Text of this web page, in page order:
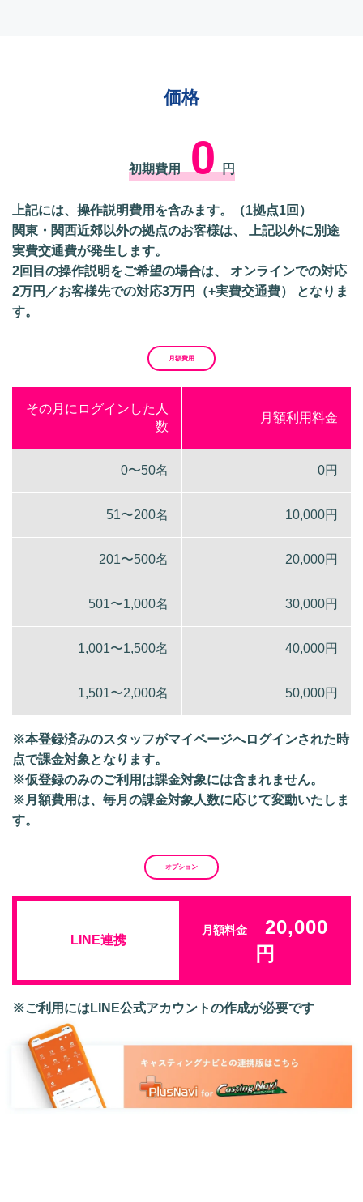
価格
初期費用 0 円
上記には、操作説明費用を含みます。（1拠点1回）
関東・関西近郊以外の拠点のお客様は、 上記以外に別途
実費交通費が発生します。
2回目の操作説明をご希望の場合は、 オンラインでの対応
2万円／お客様先での対応3万円（+実費交通費） となりま
す。
月額費用
その月にログインした人
数
月額利用料金
0〜50名 0円
51〜200名 10,000円
201〜500名 20,000円
501〜1,000名 30,000円
1,001〜1,500名 40,000円
1,501〜2,000名 50,000円
※本登録済みのスタッフがマイページへログインされた時
点で課金対象となります。
※仮登録のみのご利用は課金対象には含まれません。
※月額費用は、毎月の課金対象人数に応じて変動いたしま
す。
オプション
LINE連携
月額料金
20,000
円
※ご利用にはLINE公式アカウントの作成が必要です